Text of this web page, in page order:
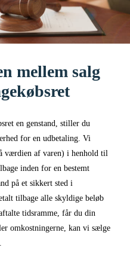
mellem salg
en genstand, stiller du
for en udbetaling. Vi
værdien af varen) i henhold til
inden for en bestemt
på et sikkert sted i
tilbage alle skyldige beløb
tidsramme, får du din
omkostningerne, kan vi sælge